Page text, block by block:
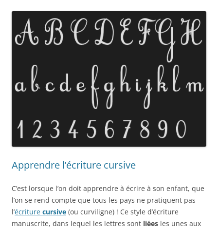
Apprendre l’écriture cursive
C’est lorsque l’on doit apprendre à écrire à son enfant, que
l’on se rend compte que tous les pays ne pratiquent pas
l’écriture cursive (ou curviligne) ! Ce style d’écriture
manuscrite, dans lequel les lettres sont liées les unes aux